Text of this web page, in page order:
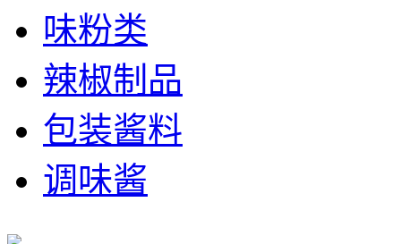
味粉类
辣椒制品
包装酱料
调味酱